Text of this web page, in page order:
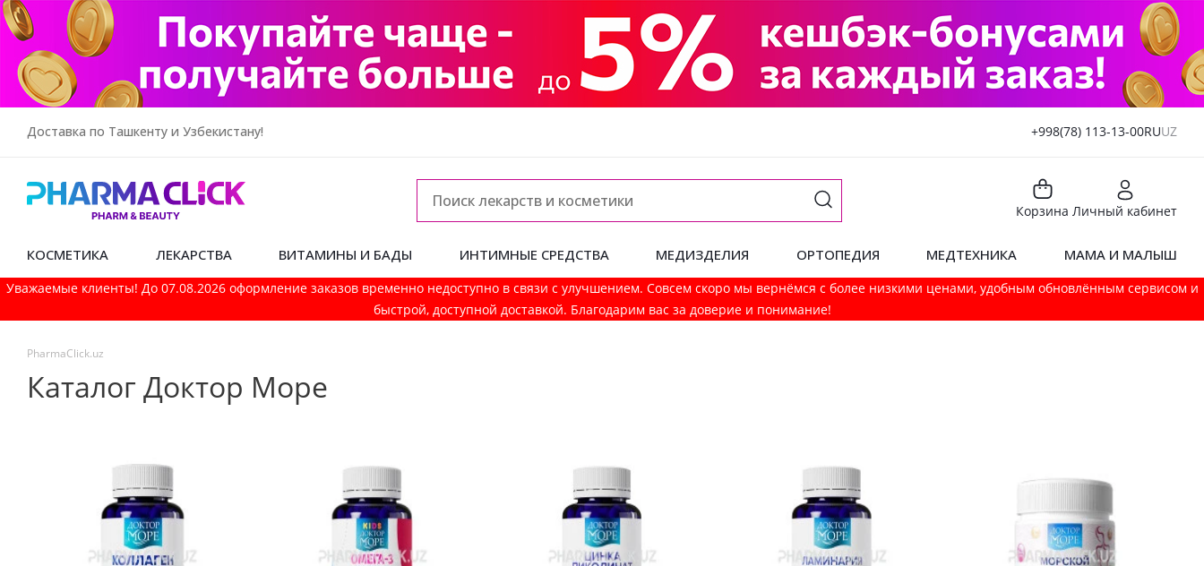
Доставка по Ташкенту и Узбекистану! +998(78) 113-13-00RUUZ
Корзина Личный кабинет
КОСМЕТИКА ЛЕКАРСТВА ВИТАМИНЫ И БАДЫ ИНТИМНЫЕ СРЕДСТВА МЕДИЗДЕЛИЯ ОРТОПЕДИЯ МЕДТЕХНИКА МАМА И МАЛЫШ
Уважаемые клиенты! До 07.08.2026 оформление заказов временно недоступно в связи с улучшением. Совсем скоро мы вернёмся с более низкими ценами, удобным обновлённым сервисом и
быстрой, доступной доставкой. Благодарим вас за доверие и понимание!
PharmaСlick.uz
Каталог Доктор Море